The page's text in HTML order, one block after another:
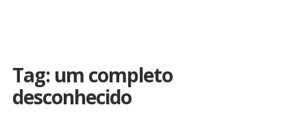
Tag: um completo
desconhecido